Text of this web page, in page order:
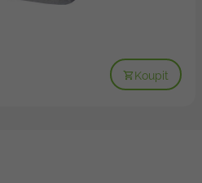
Koupit